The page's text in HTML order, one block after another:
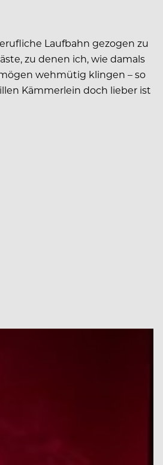
Laufbahn gezogen zu
zu denen ich, wie damals
wehmütig klingen – so
Kämmerlein doch lieber ist